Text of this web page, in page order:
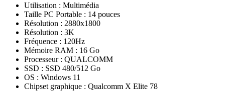
Utilisation : Multimédia
Taille PC Portable : 14 pouces
Résolution : 2880x1800
Résolution : 3K
Fréquence : 120Hz
Mémoire RAM : 16 Go
Processeur : QUALCOMM
SSD : SSD 480/512 Go
OS : Windows 11
Chipset graphique : Qualcomm X Elite 78